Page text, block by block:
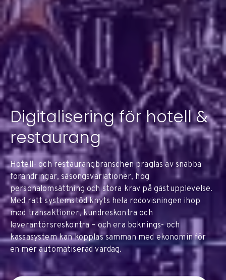
Digitalisering för hotell &
restaurang
Hotell- och restaurangbranschen präglas av snabba
förändringar, säsongsvariationer, hög
personalomsättning och stora krav på gästupplevelse.
Med rätt systemstöd knyts hela redovisningen ihop
med transaktioner, kundreskontra och
leverantörsreskontra – och era boknings- och
kassasystem kan kopplas samman med ekonomin för
en mer automatiserad vardag.